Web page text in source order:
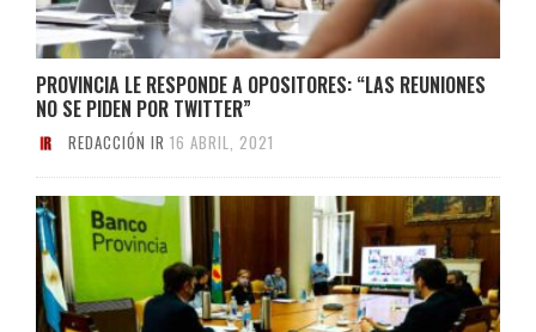
PROVINCIA LE RESPONDE A OPOSITORES: “LAS REUNIONES
NO SE PIDEN POR TWITTER”
REDACCIÓN IR 16 ABRIL, 2021